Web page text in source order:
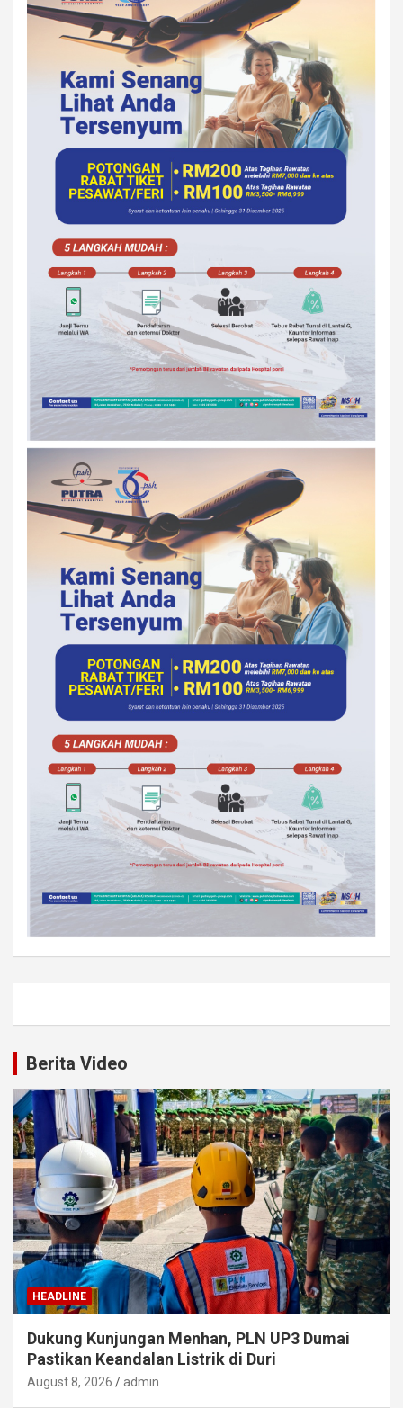
Berita Video
HEADLINE
Dukung Kunjungan Menhan, PLN UP3 Dumai
Pastikan Keandalan Listrik di Duri
August 8, 2026 admin